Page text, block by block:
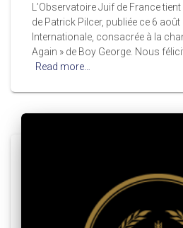
L’Observatoire Juif de France
de Patrick Pilcer, publiée ce 6
Internationale, consacrée à la
Again » de Boy George. Nous
Read more…